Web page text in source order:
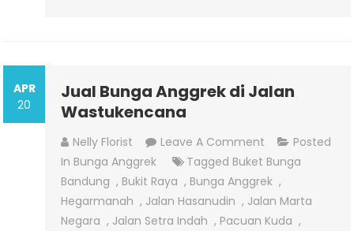
APR
20
Jual Bunga Anggrek di Jalan
Wastukencana
Nelly Florist Leave A Comment On
Jual
Bunga
Anggrek
Di
Posted
In Bunga Anggrek Tagged Buket Bunga
Bandung , Bukit Raya , Bunga Anggrek ,
Hegarmanah , Jalan Hasanudin , Jalan Marta
Negara , Jalan Setra Indah , Pacuan Kuda ,